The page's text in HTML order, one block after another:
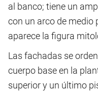
al banco; tiene un
con un arco de medio
aparece la figura
Las fachadas se
cuerpo base en la
superior y un último